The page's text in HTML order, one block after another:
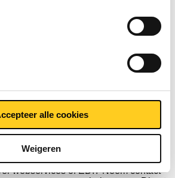
alle cookies
Weigeren
voor het verwerken van de pakbon en
webservices of EDI? Neem contact